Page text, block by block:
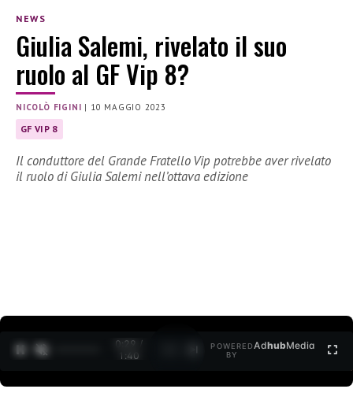
NEWS
Giulia Salemi, rivelato il suo
ruolo al GF Vip 8?
NICOLÒ FIGINI | 10 MAGGIO 2023
GF VIP 8
Il conduttore del Grande Fratello Vip potrebbe aver rivelato
il ruolo di Giulia Salemi nell’ottava edizione
0:30 /
1:40
POWERED
BY
AdhubMedia